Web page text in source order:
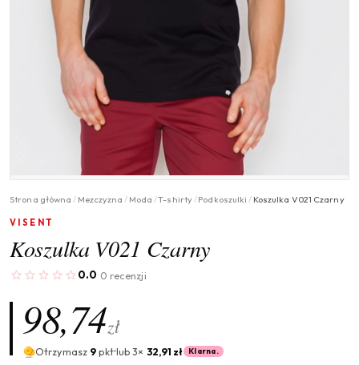
Strona główna / Mezczyzna / Moda /T-shirty/Podkoszulki / Koszulka V021 Czarny
VISENT
Koszulka V021 Czarny
0.0· 0 recenzji
98,74zł
Otrzymasz 9pktlub 3× 32,91 zł Klarna.